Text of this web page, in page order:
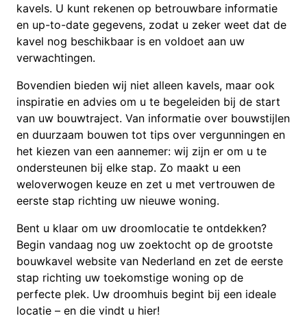
kavels. U kunt rekenen op betrouwbare informatie
en up-to-date gegevens, zodat u zeker weet dat de
kavel nog beschikbaar is en voldoet aan uw
verwachtingen.
Bovendien bieden wij niet alleen kavels, maar ook
inspiratie en advies om u te begeleiden bij de start
van uw bouwtraject. Van informatie over bouwstijlen
en duurzaam bouwen tot tips over vergunningen en
het kiezen van een aannemer: wij zijn er om u te
ondersteunen bij elke stap. Zo maakt u een
weloverwogen keuze en zet u met vertrouwen de
eerste stap richting uw nieuwe woning.
Bent u klaar om uw droomlocatie te ontdekken?
Begin vandaag nog uw zoektocht op de grootste
bouwkavel website van Nederland en zet de eerste
stap richting uw toekomstige woning op de
perfecte plek. Uw droomhuis begint bij een ideale
locatie – en die vindt u hier!